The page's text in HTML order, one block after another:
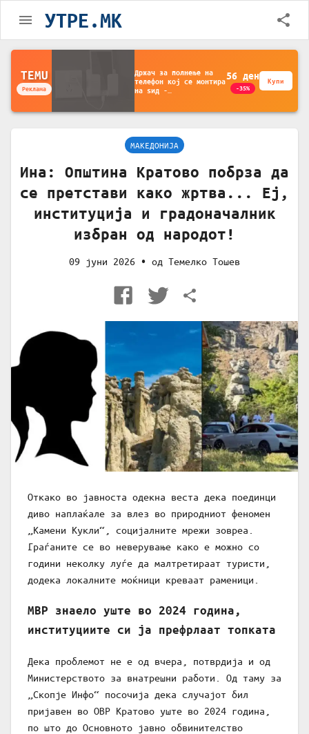
УТРЕ.MK
TEMU
Реклама
Држач за полнење на
телефон кој се монтира
на ѕид -
за чување на покрај
56 ден
-35%
Купи
МАКЕДОНИЈА
Ина: Општина Кратово побрза да
се претстави како жртва... Еј,
институција и градоначалник
избран од народот!
09 јуни 2026 • од Темелко Тошев
Откако во јавноста одекна веста дека поединци
диво наплаќале за влез во природниот феномен
„Камени Кукли“, социјалните мрежи зовреа.
Граѓаните се во неверување како е можно со
години неколку луѓе да малтретираат туристи,
додека локалните моќници креваат раменици.
МВР знаело уште во 2024 година,
институциите си ја префрлаат топката
Дека проблемот не е од вчера, потврдија и од
Министерството за внатрешни работи. Од таму за
„Скопје Инфо“ посочија дека случајот бил
пријавен во ОВР Кратово уште во 2024 година,
по што до Основното јавно обвинителство